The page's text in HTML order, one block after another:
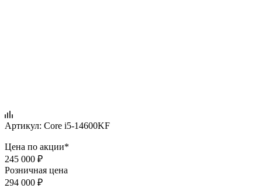
Артикул: Core i5-14600KF
Цена по акции*
245 000 ₽
Розничная цена
294 000 ₽